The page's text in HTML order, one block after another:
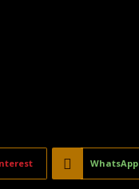
WhatsApp